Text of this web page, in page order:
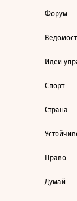
Форум
Идеи
Спорт
Страна
Право
Думай